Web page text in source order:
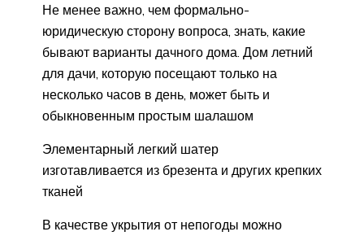
Не менее важно, чем формально-
юридическую сторону вопроса, знать, какие
бывают варианты дачного дома. Дом летний
для дачи, которую посещают только на
несколько часов в день, может быть и
обыкновенным простым шалашом
Элементарный легкий шатер
изготавливается из брезента и других крепких
тканей
В качестве укрытия от непогоды можно